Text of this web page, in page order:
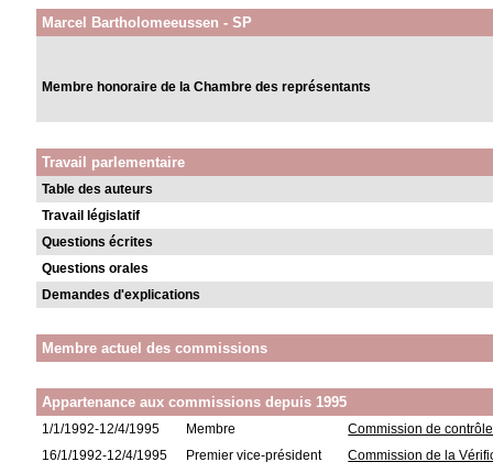
Marcel Bartholomeeussen - SP
Membre honoraire de la Chambre des représentants
Travail parlementaire
Table des auteurs
Travail législatif
Questions écrites
Questions orales
Demandes d'explications
Membre actuel des commissions
Appartenance aux commissions depuis 1995
1/1/1992-12/4/1995 Membre
Commission de
16/1/1992-12/4/1995
Premier vice-président
Commission de la